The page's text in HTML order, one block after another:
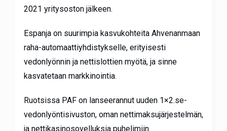
2021 yritysoston jälkeen.
Espanja on suurimpia kasvukohteita Ahvenanmaan
raha-automaattiyhdistykselle, erityisesti
vedonlyönnin ja nettislottien myötä, ja sinne
kasvatetaan markkinointia.
Ruotsissa PAF on lanseerannut uuden 1×2.se-
vedonlyöntisivuston, oman nettimaksujärjestelmän,
ja nettikasinosovelluksia puhelimiin.